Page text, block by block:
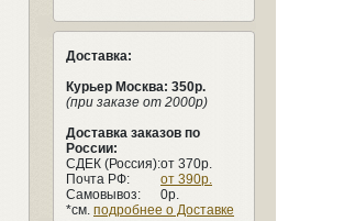
Доставка:
Курьер Москва: 350р.
(при заказе от 2000р)
Доставка заказов по
России:
СДЕК (Россия):от 370р.
Почта РФ:
от 390р.
Самовывоз:
0р.
*см. подробнее о Доставке